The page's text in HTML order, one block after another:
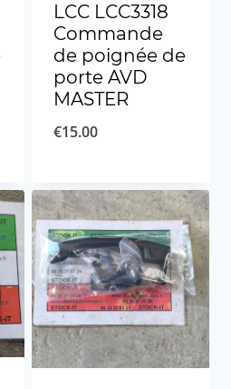
LCC LCC3318
Commande
de poignée de
porte AVD
MASTER
€15.00